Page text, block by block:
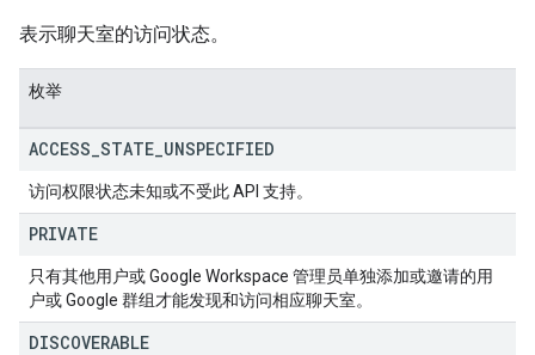
表示聊天室的访问状态。
枚举
ACCESS STATE UNSPECIFIED
访问权限状态未知或不受此 API 支持。
PRIVATE
只有其他用户或 Google Workspace 管理员单独添加或邀请的用
户或 Google 群组才能发现和访问相应聊天室。
DISCOVERABLE